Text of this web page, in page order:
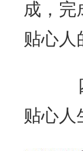
成，完
贴心人
四
贴心人